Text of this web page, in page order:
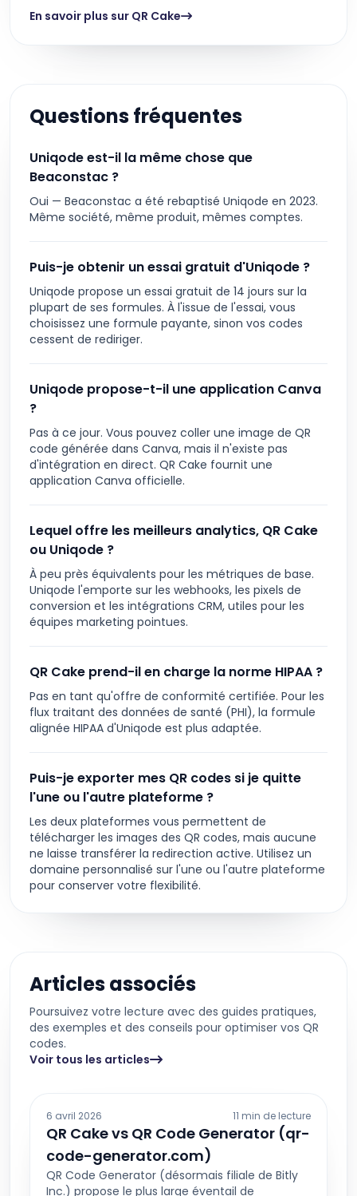
En savoir plus sur QR Cake
Questions fréquentes
Uniqode est-il la même chose que
Beaconstac ?
Oui — Beaconstac a été rebaptisé Uniqode en 2023.
Même société, même produit, mêmes comptes.
Puis-je obtenir un essai gratuit d'Uniqode ?
Uniqode propose un essai gratuit de 14 jours sur la
plupart de ses formules. À l'issue de l'essai, vous
choisissez une formule payante, sinon vos codes
cessent de rediriger.
Uniqode propose-t-il une application Canva
?
Pas à ce jour. Vous pouvez coller une image de QR
code générée dans Canva, mais il n'existe pas
d'intégration en direct. QR Cake fournit une
application Canva officielle.
Lequel offre les meilleurs analytics, QR Cake
ou Uniqode ?
À peu près équivalents pour les métriques de base.
Uniqode l'emporte sur les webhooks, les pixels de
conversion et les intégrations CRM, utiles pour les
équipes marketing pointues.
QR Cake prend-il en charge la norme HIPAA ?
Pas en tant qu'offre de conformité certifiée. Pour les
flux traitant des données de santé (PHI), la formule
alignée HIPAA d'Uniqode est plus adaptée.
Puis-je exporter mes QR codes si je quitte
l'une ou l'autre plateforme ?
Les deux plateformes vous permettent de
télécharger les images des QR codes, mais aucune
ne laisse transférer la redirection active. Utilisez un
domaine personnalisé sur l'une ou l'autre plateforme
pour conserver votre flexibilité.
Articles associés
Poursuivez votre lecture avec des guides pratiques,
des exemples et des conseils pour optimiser vos QR
codes.
Voir tous les articles
6 avril 2026 11 min de lecture
QR Cake vs QR Code Generator (qr-
code-generator.com)
QR Code Generator (désormais filiale de Bitly
Inc.) propose le plus large éventail de